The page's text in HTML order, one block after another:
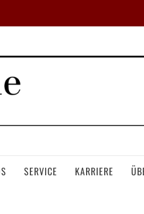
SERVICE KARRIERE